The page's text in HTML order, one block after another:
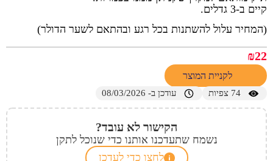
קיים ב-3 גדלים.
(המחיר עלול להשתנות בכל רגע ובהתאם לשער הדולר)
₪22
לקניית המוצר
74 צפיות עודכן ב- 08/03/2026
הקישור לא עובד?
נשמח שתעדכנו אותנו כדי שנוכל לתקן
לחצו כדי לעדכן